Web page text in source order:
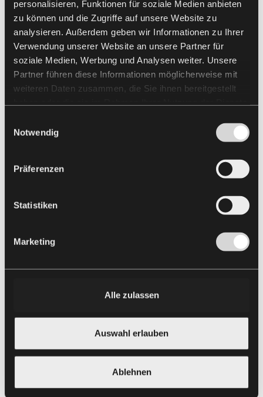
personalisieren, Funktionen für soziale Medien anbieten
zu können und die Zugriffe auf unsere Website zu
analysieren. Außerdem geben wir Informationen zu Ihrer
Verwendung unserer Website an unsere Partner für
soziale Medien, Werbung und Analysen weiter. Unsere
Partner führen diese Informationen möglicherweise mit
weiteren Daten zusammen, die Sie ihnen bereitgestellt
Notwendig
Präferenzen
Statistiken
Marketing
Alle zulassen
Auswahl erlauben
Ablehnen